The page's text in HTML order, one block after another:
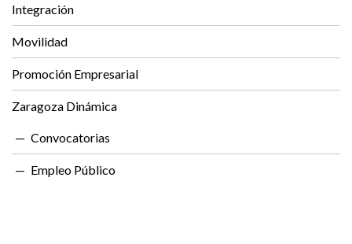
Integración
Movilidad
Promoción Empresarial
Zaragoza Dinámica
Convocatorias
Empleo Público